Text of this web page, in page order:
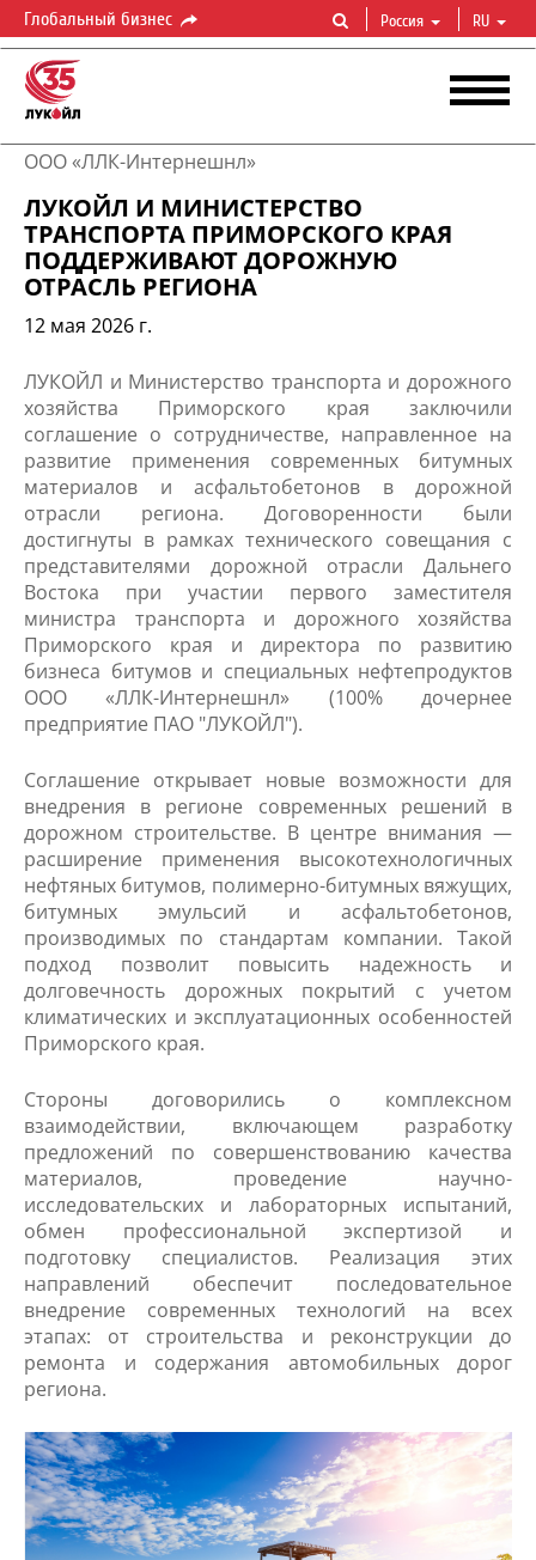
Глобальный бизнес Россия RU
ООО «ЛЛК-Интернешнл»
ЛУКОЙЛ И МИНИСТЕРСТВО
ТРАНСПОРТА ПРИМОРСКОГО КРАЯ
ПОДДЕРЖИВАЮТ ДОРОЖНУЮ
ОТРАСЛЬ РЕГИОНА
12 мая 2026 г.
​​ЛУКОЙЛ и Министерство транспорта и дорожного
хозяйства Приморского края заключили
соглашение о сотрудничестве, направленное на
развитие применения современных битумных
материалов и асфальтобетонов в дорожной
отрасли региона. Договоренности были
достигнуты в рамках технического совещания с
представителями дорожной отрасли Дальнего
Востока при участии первого заместителя
министра транспорта и дорожного хозяйства
Приморского края и директора по развитию
бизнеса битумов и специальных нефтепродуктов
ООО «ЛЛК-Интернешнл» (100% дочернее
предприятие ПАО "ЛУКОЙЛ").
Соглашение открывает новые возможности для
внедрения в регионе современных решений в
дорожном строительстве. В центре внимания —
расширение применения высокотехнологичных
нефтяных битумов, полимерно-битумных вяжущих,
битумных эмульсий и асфальтобетонов,
производимых по стандартам компании. Такой
подход позволит повысить надежность и
долговечность дорожных покрытий с учетом
климатических и эксплуатационных особенностей
Приморского края.
​Стороны договорились о комплексном
взаимодействии, включающем разработку
предложений по совершенствованию качества
материалов, проведение научно-
исследовательских и лабораторных испытаний,
обмен профессиональной экспертизой и
подготовку специалистов. Реализация этих
направлений обеспечит последовательное
внедрение современных технологий на всех
этапах: от строительства и реконструкции до
ремонта и содержания автомобильных дорог
региона.